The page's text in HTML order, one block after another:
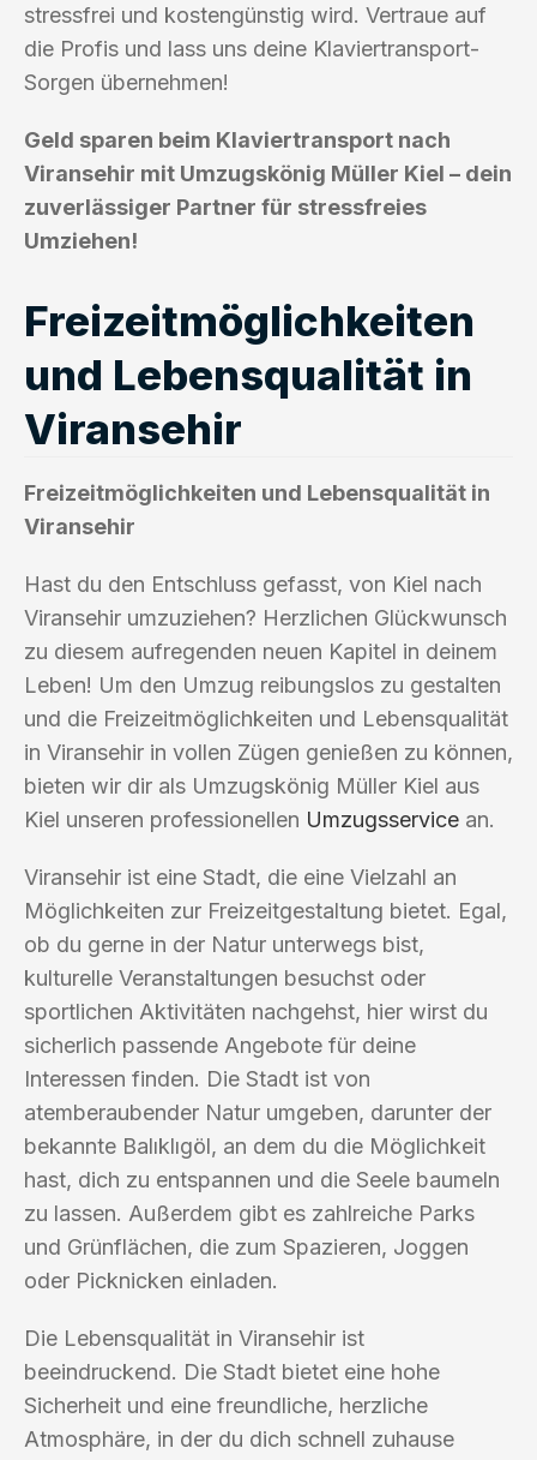
stressfrei und kostengünstig wird. Vertraue auf
die Profis und lass uns deine Klaviertransport-
Sorgen übernehmen!
Geld sparen beim Klaviertransport nach
Viransehir mit Umzugskönig Müller Kiel – dein
zuverlässiger Partner für stressfreies
Umziehen!
Freizeitmöglichkeiten
und Lebensqualität in
Viransehir
Freizeitmöglichkeiten und Lebensqualität in
Viransehir
Hast du den Entschluss gefasst, von Kiel nach
Viransehir umzuziehen? Herzlichen Glückwunsch
zu diesem aufregenden neuen Kapitel in deinem
Leben! Um den Umzug reibungslos zu gestalten
und die Freizeitmöglichkeiten und Lebensqualität
in Viransehir in vollen Zügen genießen zu können,
bieten wir dir als Umzugskönig Müller Kiel aus
Kiel unseren professionellen Umzugsservice an.
Viransehir ist eine Stadt, die eine Vielzahl an
Möglichkeiten zur Freizeitgestaltung bietet. Egal,
ob du gerne in der Natur unterwegs bist,
kulturelle Veranstaltungen besuchst oder
sportlichen Aktivitäten nachgehst, hier wirst du
sicherlich passende Angebote für deine
Interessen finden. Die Stadt ist von
atemberaubender Natur umgeben, darunter der
bekannte Balıklıgöl, an dem du die Möglichkeit
hast, dich zu entspannen und die Seele baumeln
zu lassen. Außerdem gibt es zahlreiche Parks
und Grünflächen, die zum Spazieren, Joggen
oder Picknicken einladen.
Die Lebensqualität in Viransehir ist
beeindruckend. Die Stadt bietet eine hohe
Sicherheit und eine freundliche, herzliche
Atmosphäre, in der du dich schnell zuhause